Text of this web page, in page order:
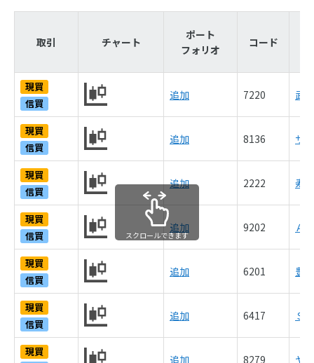
取引 チャート
ポート
フォリオ
コード
現買
信買
追加 7220 武
現買
信買
追加 8136 サ
現買
信買
追加 2222 寿
現買
信買
追加 9202 Ａ
現買
信買
追加 6201 豊
現買
信買
追加 6417 Ｓ
現買
追加 8279 ヤ
スクロールできます